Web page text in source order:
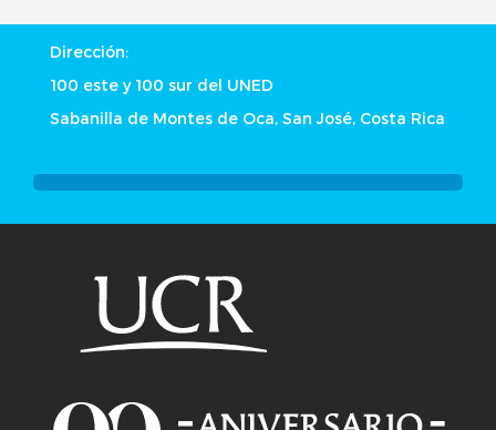
Dirección:
100 este y 100 sur del UNED
Sabanilla de Montes de Oca, San José, Costa Rica